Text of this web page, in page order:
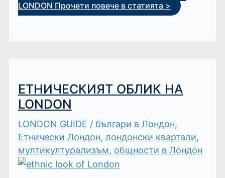
LONDON Прочети повече в статията >
ЕТНИЧЕСКИЯТ ОБЛИК НА
LONDON
LONDON GUIDE / българи в Лондон,
Етнически Лондон, лондонски квартали,
мултикултурализъм, общности в Лондон